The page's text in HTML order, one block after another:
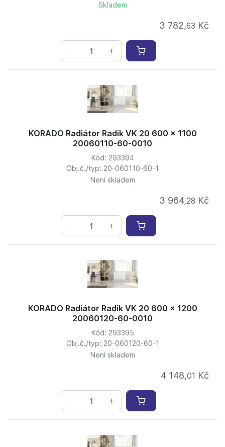
Skladem
3 782,63 Kč
KORADO Radiátor Radik VK 20 600 x 1100
20060110-60-0010
Kód: 293394
Obj.č./typ: 20-060110-60-1
Není skladem
3 964,28 Kč
KORADO Radiátor Radik VK 20 600 x 1200
20060120-60-0010
Kód: 293395
Obj.č./typ: 20-060120-60-1
Není skladem
4 148,01 Kč